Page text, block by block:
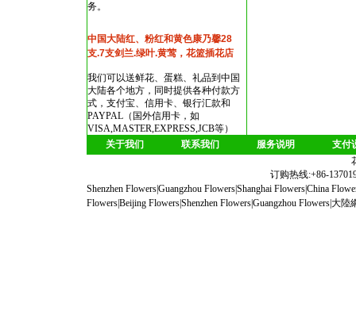
务。
中国大陆红、粉红和黄色康乃馨28
支.7支剑兰.绿叶.黄莺，花篮插花店
我们可以送鲜花、蛋糕、礼品到中国
大陆各个地方，同时提供各种付款方
式，支付宝、信用卡、银行汇款和
PAYPAL（国外信用卡，如
VISA,MASTER,EXPRESS,JCB等）
关于我们 联系我们 服务说明
支付
订购热线:+86-
Shenzhen FlowersGuangzhou FlowersShanghai FlowersChina
FlowersBeijing FlowersShenzhen FlowersGuangzhou Flowers大陸